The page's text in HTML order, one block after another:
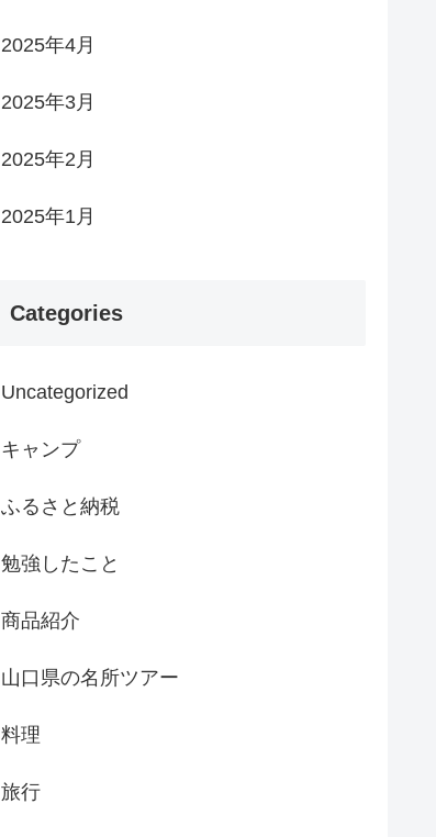
2025年4月
2025年3月
2025年2月
2025年1月
Categories
Uncategorized
キャンプ
ふるさと納税
勉強したこと
商品紹介
山口県の名所ツアー
料理
旅行